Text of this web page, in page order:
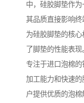
中，硅胶脚垫作为
其品质直接影响
为硅胶脚垫的核
了脚垫的性能表
专注于进口泡棉
加工能力和快速
户提供优质的泡